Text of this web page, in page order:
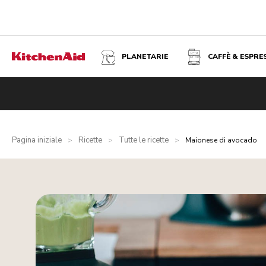
PLANETARIE CAFFÈ &
Pagina iniziale > Ricette > Tutte le ricette > Maionese di avocado